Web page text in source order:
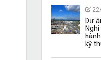
Dự
Nghi
kỹ